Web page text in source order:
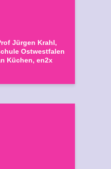
Jürgen Krahl,
Ostwestfalen
Küchen, en2x